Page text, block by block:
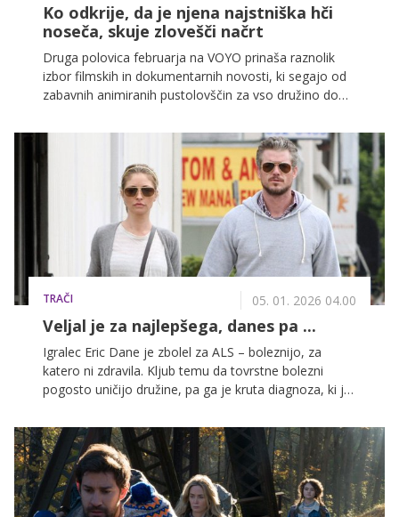
Ko odkrije, da je njena najstniška hči
noseča, skuje zlovešči načrt
Druga polovica februarja na VOYO prinaša raznolik
izbor filmskih in dokumentarnih novosti, ki segajo od
zabavnih animiranih pustolovščin za vso družino do
vsak gledalec našel nekaj zase.
TRAČI 05. 01. 2026 04.00
Veljal je za najlepšega, danes pa ...
Igralec Eric Dane je zbolel za ALS – boleznijo, za
katero ni zdravila. Kljub temu da tovrstne bolezni
pogosto uničijo družine, pa ga je kruta diagnoza, ki jo
nekdanjo partnerko Rebecco Gayheart, ki je leta 2018
vložila zahtevo za ločitev.